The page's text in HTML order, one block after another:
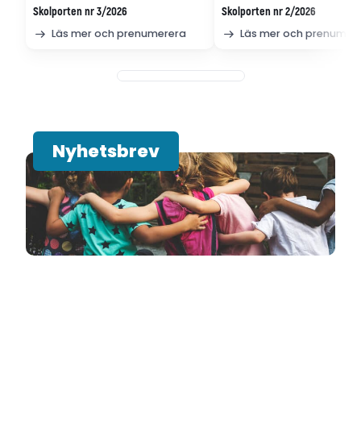
Skolporten nr 3/2026
Läs mer och prenumerera
Skolporten nr 2/2026
Läs mer och
Nyhetsbrev